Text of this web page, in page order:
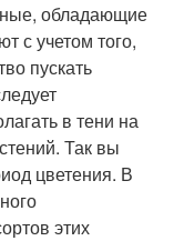
обладающие
с учетом того,
пускать
в тени на
Так вы
цветения. В
этих